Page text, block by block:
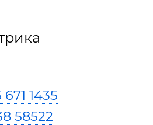
1435
58522